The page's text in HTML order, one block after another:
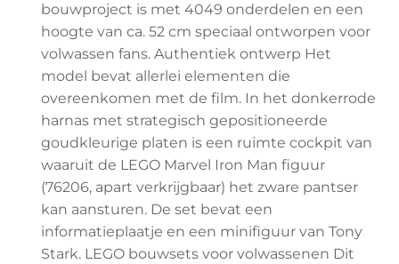
bouwproject is met 4049 onderdelen en een
hoogte van ca. 52 cm speciaal ontworpen voor
volwassen fans. Authentiek ontwerp Het
model bevat allerlei elementen die
overeenkomen met de film. In het donkerrode
harnas met strategisch gepositioneerde
goudkleurige platen is een ruimte cockpit van
waaruit de LEGO Marvel Iron Man figuur
(76206, apart verkrijgbaar) het zware pantser
kan aansturen. De set bevat een
informatieplaatje en een minifiguur van Tony
Stark. LEGO bouwsets voor volwassenen Dit